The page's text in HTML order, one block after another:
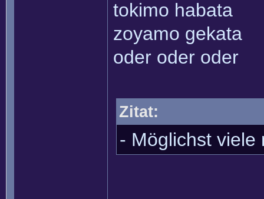
tokimo habata
zoyamo gekata
oder oder oder
Zitat:
- Möglichst viele